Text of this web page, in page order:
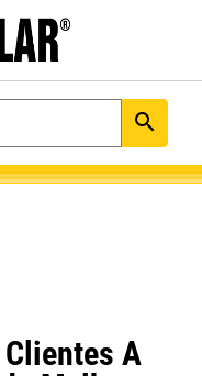
search
A